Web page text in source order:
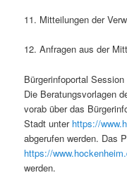
11. Mitteilungen der
12. Anfragen aus der
Bürgerinfoportal Session
Die Beratungsvorlagen
vorab über das
Stadt unter https://
abgerufen werden. Das
https://
werden.